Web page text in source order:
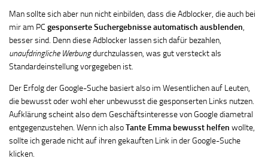
Man sollte sich aber nun nicht einbilden, dass die Adblocker, die auch bei
mir am PC gesponserte Suchergebnisse automatisch ausblenden,
besser sind. Denn diese Adblocker lassen sich dafür bezahlen,
unaufdringliche Werbungdurchzulassen, was gut versteckt als
Standardeinstellung vorgegeben ist.
Der Erfolg der Google-Suche basiert also im Wesentlichen auf Leuten,
die bewusst oder wohl eher unbewusst die gesponserten Links nutzen.
Aufklärung scheint also dem Geschäftsinteresse von Google diametral
entgegenzustehen. Wenn ich alsoTante Emma bewusst helfen wollte,
sollte ich gerade nicht auf ihren gekauften Link in der Google-Suche
klicken.